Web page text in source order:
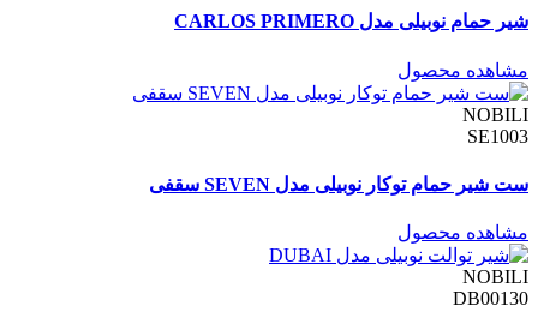
شیر حمام نوبیلی مدل CARLOS PRIMERO
مشاهده محصول
NOBILI
SE1003
ست شیر حمام توکار نوبیلی مدل SEVEN سقفی
مشاهده محصول
NOBILI
DB00130